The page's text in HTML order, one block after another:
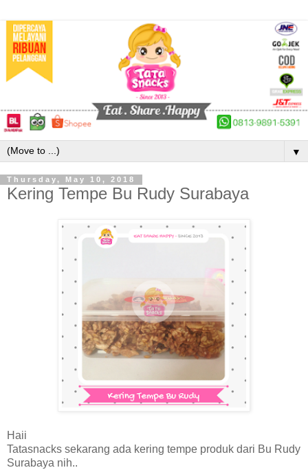
▼
Thursday, May 10, 2018
Kering Tempe Bu Rudy Surabaya
Haii
Tatasnacks sekarang ada kering tempe produk dari Bu Rudy
Surabaya nih..